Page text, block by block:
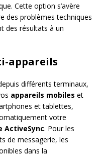
Cette option s’avère
des problèmes techniques
des résultats à un
appareils
différents terminaux,
appareils mobiles et
et tablettes,
votre
ActiveSync. Pour les
de messagerie, les
dans la